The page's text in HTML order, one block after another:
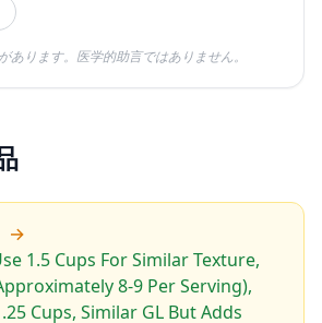
ります。医学的助言ではありません。
→
1.5 Cups For Similar Texture,
8-9 Per Serving),
Cups, Similar GL But Adds